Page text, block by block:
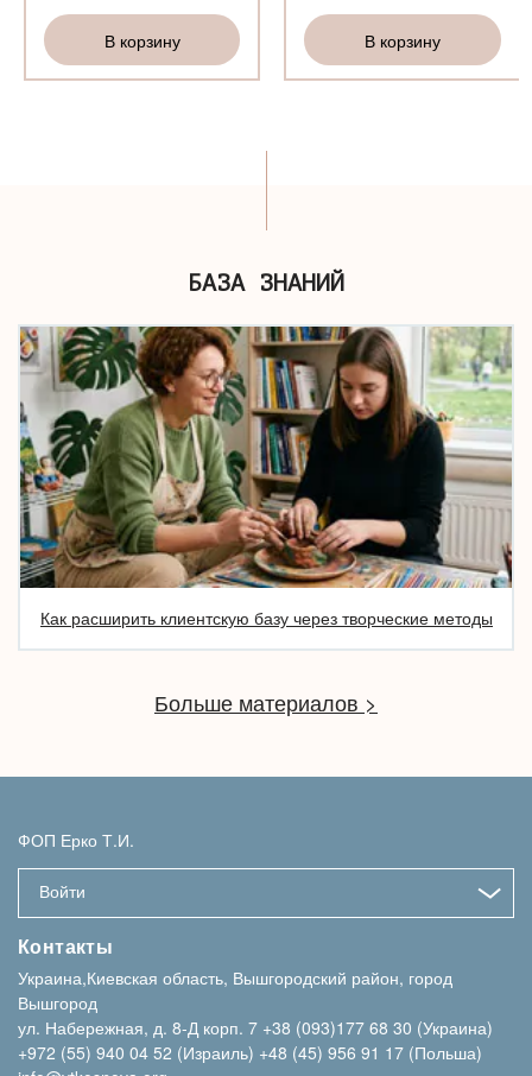
В корзину В корзину
БАЗА ЗНАНИЙ
Как расширить клиентскую базу через творческие методы
Больше материалов >
ФОП Ерко Т.И.
Войти
Контакты
Украина,Киевская область, Вышгородский район, город
Вышгород
ул. Набережная, д. 8-Д корп. 7 +38 (093)177 68 30 (Украина)
+972 (55) 940 04 52 (Израиль) +48 (45) 956 91 17 (Польша)